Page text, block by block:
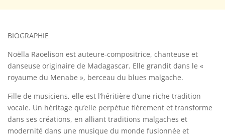
BIOGRAPHIE
Noëlla Raoelison est auteure-compositrice, chanteuse et
danseuse originaire de Madagascar. Elle grandit dans le «
royaume du Menabe », berceau du blues malgache.
Fille de musiciens, elle est l’héritière d’une riche tradition
vocale. Un héritage qu’elle perpétue fièrement et transforme
dans ses créations, en alliant traditions malgaches et
modernité dans une musique du monde fusionnée et